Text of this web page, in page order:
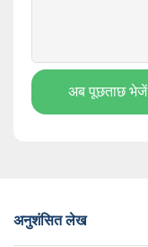
अब पूछताछ भेजें
अनुशंसित लेख